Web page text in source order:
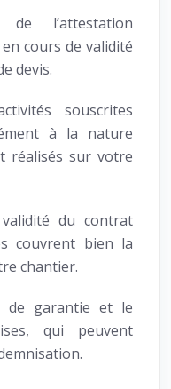
l’attestation
en cours de validité
devis.
souscrites
à la nature
réalisés sur votre
du contrat
couvrent bien la
chantier.
de garantie et le
qui peuvent